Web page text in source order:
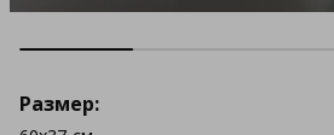
Размер: